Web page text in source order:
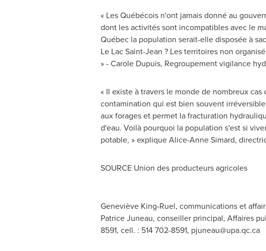
« Les Québécois n'ont jamais donné au
dont les activités sont incompatibles avec le
Québec la population serait-elle disposée à
Le Lac Saint-Jean ? Les territoires non
» -Carole Dupuis, Regroupement vigilance
« Il existe à travers le monde de nombreux
contamination qui est bien souvent
aux forages et permet la fracturation
d'eau. Voilà pourquoi la population s'est si
potable, » expliqueAlice-Anne Simard,
SOURCE Union des producteurs agricoles
Geneviève King-Ruel, communications et
Patrice Juneau, conseiller principal, Affaires
8591, cell. : 514 702-8591, pjuneau@upa.qc.ca